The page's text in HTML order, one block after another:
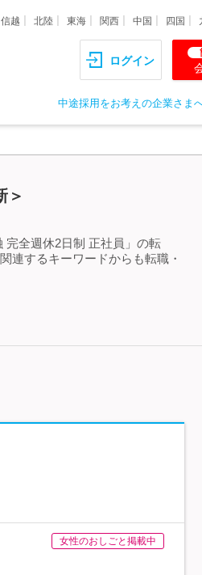
越 北陸 東海 関西 中国 四国
ログイン
中途採用をお考えの企業さま
＞
完全週休2日制 正社員」の転
連するキーワードからも転職・
女性のおしごと掲載中